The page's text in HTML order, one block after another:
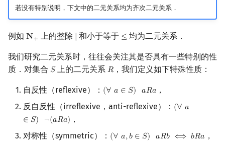
Xcode
GUIDE
Sublime Text
Code::Blocks
OJ 工具
LaTeX 入门
Git
希尔排序
锦标赛排序
Tim 排序
排序应用
构造
Alpha–Beta 剪枝
优化
计数 DP
动态 DP
概率 DP
DP 优化
其它 DP 方法
后缀数组 (SA)
后缀自动机 (SAM)
后缀平衡树
后缀树
Manacher
线性同余方程
中国剩余定理
升幂引理
卢卡斯定理
同余方程
多项式平移|连续点值平移
符号化方法
Lagrange 反演
普通生成函数
指数生成函数
Eulerian Number
分拆数
范德蒙德卷积
图论计数
对角化
Jordan标准型
Dilworth 定理与 Mirsky 定理
习题
C++ 中的应用
参考资料与拓展阅读
ST 表
树状数组
线段树
二叉搜索树 & 平衡树
AA 树
跳表
AHU 算法
树哈希
树上随机游走
斯坦纳树
拆点
连通性相关
最小环
2-SAT
平面最近点对
随机增量法
反演变换
约瑟夫问题
表达式求值
在一台机器上规划任务
Garsia–Wachs 算法
15-puzzle
若没有特别说明，下文中的二元关系均为齐次二元关系．
例如 𝐍+
N+ 上的整除 ∣ 和小于等于 ≤
≤ 均为二元关系．
我们研究二元关系时，往往会关注其是否具有一些特别的性
质．对集合 𝑆
S上的二元关系𝑅
R ，我们定义如下特殊性质：
自反性（reflexive）： (∀ 𝑎 ∈ 𝑆) 𝑎𝑅𝑎
(∀ a∈S ) a Ra
，
反自反性（irreflexive，anti-reflexive）： (∀ 𝑎
∈ 𝑆) ¬(𝑎𝑅𝑎)
(∀ a∈
，
对称性（symmetric）： (∀ 𝑎,𝑏 ∈ 𝑆) 𝑎𝑅𝑏 ⟺ 𝑏𝑅𝑎
(∀ a,b∈S ) a Rb⟺bR a
，